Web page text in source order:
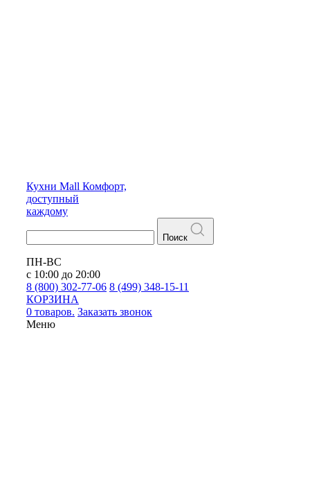
Кухни Mall Комфорт,
доступный
каждому
Поиск
ПН-ВС
с 10:00 до 20:00
8 (800) 302-77-06 8 (499) 348-15-11
КОРЗИНА
0 товаров. Заказать звонок
Меню